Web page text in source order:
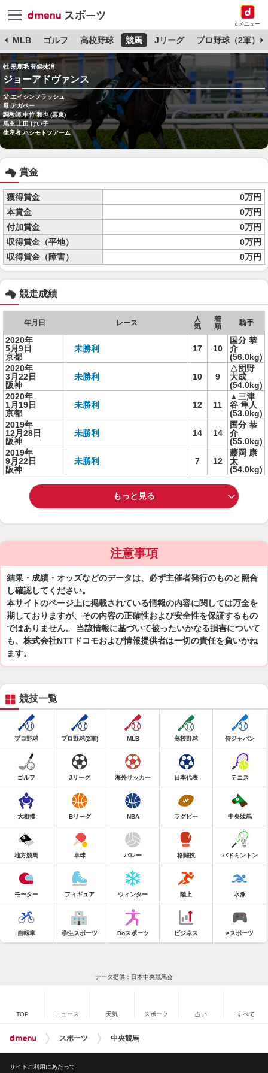
dメニュー
MLB ゴルフ 高校野球 競馬 Jリーグ プロ野球（2軍）
牡 黒鹿毛 登録抹消
ジョーアドヴァンス
父:エイシンフラッシュ
母:アガペー
調教師:中竹 和也 (栗東)
馬主:上田 けい子
生産者:ハシモトフアーム
賞金
獲得賞金
0万円
本賞金
0万円
付加賞金
0万円
収得賞金（平地）
0万円
収得賞金（障害）
0万円
競走成績
年月日 レース
人
気
着
順
騎手
2020年
5月9日
京都
未勝利 17 10
国分 恭
介
(56.0kg)
2020年
3月22日
阪神
未勝利 10 9
△団野
大成
(54.0kg)
2020年
1月19日
京都
未勝利 12 11
▲三津
谷 隼人
(53.0kg)
2019年
12月28日
阪神
未勝利 14 14
国分 恭
介
(55.0kg)
2019年
9月22日
阪神
未勝利 7 12
藤岡 康
太
(54.0kg)
もっと見る
注意事項
結果・成績・オッズなどのデータは、必ず主催者発行のものと照合
し確認してください。
本サイトのページ上に掲載されている情報の内容に関しては万全を
期しておりますが、その内容の正確性および安全性を保証するもの
ではありません。 当該情報に基づいて被ったいかなる損害について
も、株式会社NTTドコモおよび情報提供者は一切の責任を負いかね
ます。
競技一覧
プロ野球 プロ野球(2軍) MLB 高校野球 侍ジャパン
ゴルフ Jリーグ 海外サッカー 日本代表 テニス
大相撲 Bリーグ NBA ラグビー 中央競馬
地方競馬 卓球 バレー 格闘技 バドミントン
モーター フィギュア ウィンター 陸上 水泳
自転車 学生スポーツ Doスポーツ ビジネス eスポーツ
データ提供：日本中央競馬会
TOP ニュース 天気 スポーツ 占い すべて
スポーツ 中央競馬
サイトご利用にあたって